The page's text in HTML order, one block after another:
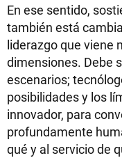
En ese sentido,
también está
liderazgo que viene
dimensiones. Debe
escenarios;
posibilidades y los
innovador, para
profundamente
qué y al servicio de